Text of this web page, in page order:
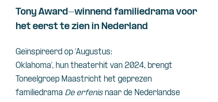
Tony Award-winnend familiedrama voor
het eerst te zien in Nederland
Geïnspireerd op ‘Augustus:
Oklahoma’, hun theaterhit van 2024, brengt
Toneelgroep Maastricht het geprezen
familiedrama De erfenisnaar de Nederlandse